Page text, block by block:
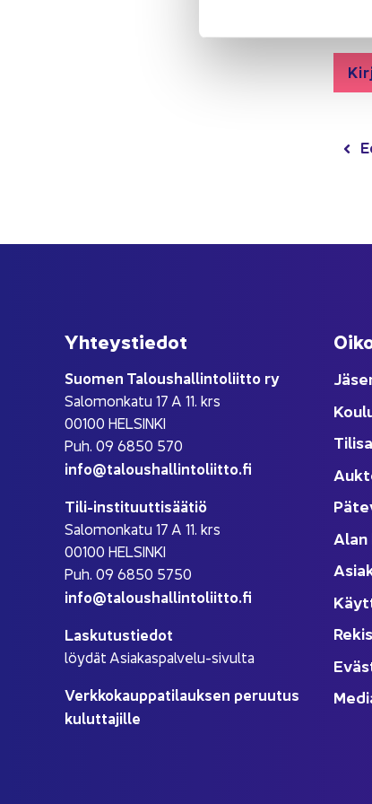
Yh­teys­tie­dot
Suo­men Ta­lous­hal­lin­to­liit­to ry
Sa­lo­mon­ka­tu 17 A 11. krs
00100 HEL­SIN­KI
Puh. 09 6850 570
info@ta­lous­hal­lin­to­liit­to.fi
Tili-​instituuttisäätiö
Sa­lo­mon­ka­tu 17 A 11. krs
00100 HEL­SIN­KI
Puh. 09 6850 5750
info@ta­lous­hal­lin­to­liit­to.fi
Las­ku­tus­tie­dot
löy­dät Asiakaspalvelu-​sivulta
Verk­ko­kaup­pa­ti­lauk­sen pe­ruu­tus
ku­lut­ta­jil­le